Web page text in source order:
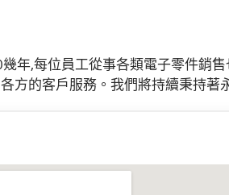
年,每位員工從事各類電子零件銷
方的客戶服務。我們將持續秉持著